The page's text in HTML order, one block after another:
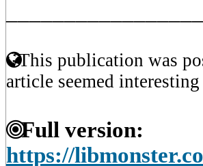
This publication was
article seemed
Full version:
https://